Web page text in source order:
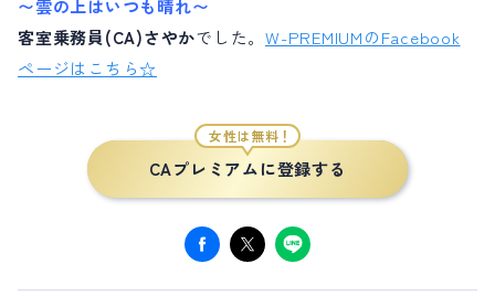
〜雲の上はいつも晴れ〜
客室乗務員(CA)さやかでした。 W-PREMIUMのFacebook
ページはこちら☆
CAプレミアムに登録する
女性は無料！